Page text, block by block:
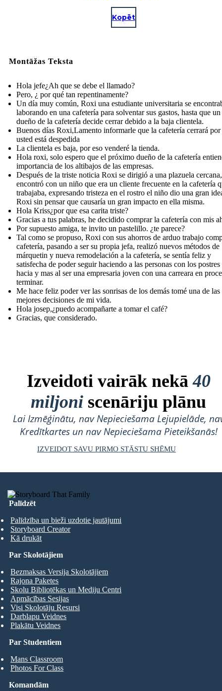
Kopēt
Montāžas Teksta
Hola jefe¿Ah que se debe el llamado?
Pero, ¿ por qué tan repentinamente?
Un día muy común, Roxi una estudiante universitaria se
laborando en una cafetería para solventar sus gastos, hasta que
dueño de la cafetería decide cerrar debido a la baja clientela.
Buenos días Roxi,Lamento informarle que la cafetería cerrará por
usted está despedida
La clientela es baja, por eso venderé la tienda.
Hola roxi, solo espero que el próximo dueño de la cafetería
importancia de los altibajos de las empresas.
Después de la triste noticia Roxi se dirigió a una plazuela
encontró con un niño que era un cliente frecuente en la cafetería
trabajaba, expresando tristeza en el rostro el niño dio una gran
Roxi sin pensar que causaría un gran impacto en ella misma.
Hola Kriss¿por que esa carita triste?
Gracias a tus palabras, he decidido comprar la cafetería con mis
Por supuesto amiga, te invito un pastelillo. ¿te parece?
Tal como se propuso, Roxi con sus ahorros de arduo trabajo
cafetería, pasando a ser su propia jefa, realizó nuevos métodos de
márquetin y nueva remodelación a la cafetería, se sentía feliz y
satisfecha de poder seguir haciendo a las personas con los postres
hacia y mas al ser una empresaria joven con una carreara en
terminar.
Me hace feliz poder ver las sonrisas de los demás tomé una de las
mejores decisiones de mi vida.
Hola josep,¿puedo acompañarte a tomar el café?
Gracias, que considerado.
Izveidoti vairāk nekā40
miljoni scenāriju plānu
Lai Izmēģinātu, nav Nepieciešama Lejupielāde,
Kredītkartes un nav Nepieciešama Pieteikšanās!
IZVEIDOT SAVU PIRMO STĀSTU SHĒMU
Palīdzēt
Palīdzība un bieži uzdotie jautājumi
Storyboard Creator
Kā drukāt
Par Studentiem
Mans Classroom
Photos For Class
Par Skolotājiem
Bezmaksas Versija Skolotājiem
Rajona Paketes
Skolu Bibliotēkas un Mediju Centri
Apmācības Sesijas
Visi Skolotāju Resursi
Darblapu Veidnes
Plakātu Veidnes
Komandām